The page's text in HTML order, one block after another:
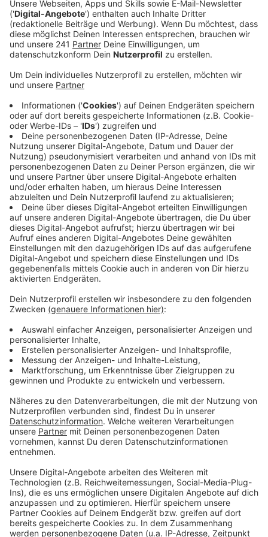
Anzeige
Heute startet die Aktion der Bundesagentur für Arbeit,
bei der Leverkusener Unternehmen aus 16 Branchen
täglich in digitaler Form über ihre Ausbildungsangebote
informieren. So auch viele Großkonzerne wie IKEA und
Airbus. Zu den digitalen Infoabenden sind neben den
Jugendlichen auch ihre Eltern eingeladen, um eine
gemeinsame Orientierung und den Austausch zu
fördern. Eine Teilnahme ist ohne vorherige Anmeldung
möglich.
Die Übersicht aller Termine in dieser Woche findet ihr
hier
Anzeige
Mehr Meldungen aus Leverkusen
Wichtige Themen im Leverkusener Rat
Baumaßnahme für den RRX in Leverkusen
abgeschlossen
Weinfest startet in Leverkusen
Anzeige